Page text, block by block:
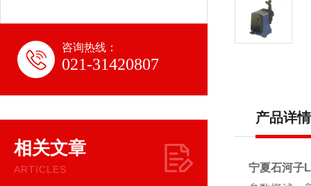
咨询热线：
021-31420807
相关文章
ARTICLES
产品详情
宁夏石河子